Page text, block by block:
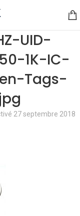
UID-
1K-IC-
Tags-
27 septembre 2018